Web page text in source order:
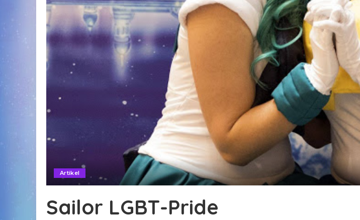
Artikel
Sailor LGBT-Pride